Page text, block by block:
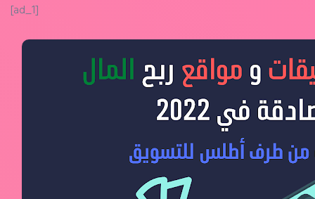
[ad_1]